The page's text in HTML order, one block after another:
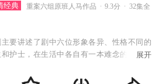
经典 重案六组原班人马作品 9.3分 32集全
主要讲述了剧中六位形象各异、性格不同的
和护士，在生活中各自有一本难念的经，但
勇气和责任，实践着希波克拉底誓言的故
展开